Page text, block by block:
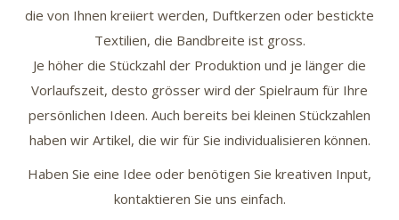
die von Ihnen kreiiert werden, Duftkerzen oder bestickte
Textilien, die Bandbreite ist gross.
Je höher die Stückzahl der Produktion und je länger die
Vorlaufszeit, desto grösser wird der Spielraum für Ihre
persönlichen Ideen. Auch bereits bei kleinen Stückzahlen
haben wir Artikel, die wir für Sie individualisieren können.
Haben Sie eine Idee oder benötigen Sie kreativen Input,
kontaktieren Sie uns einfach.